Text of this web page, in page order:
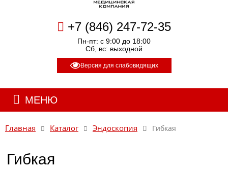
+7 (846) 247-72-35
Пн-пт: с 9:00 до 18:00
Сб, вс: выходной
Версия для слабовидящих
МЕНЮ
Главная Каталог Эндоскопия Гибкая
Гибкая